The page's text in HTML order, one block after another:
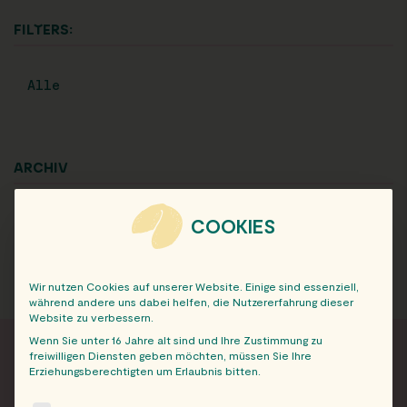
FILTERS:
Alle
ARCHIV
COOKIES
Wir nutzen Cookies auf unserer Website. Einige sind essenziell,
während andere uns dabei helfen, die Nutzererfahrung dieser
Website zu verbessern.
Wenn Sie unter 16 Jahre alt sind und Ihre Zustimmung zu
freiwilligen Diensten geben möchten, müssen Sie Ihre
Erziehungsberechtigten um Erlaubnis bitten.